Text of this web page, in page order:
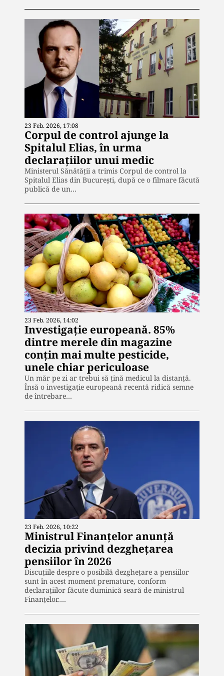
23 Feb. 2026, 17:08
Corpul de control ajunge la
Spitalul Elias, în urma
declarațiilor unui medic
Ministerul Sănătății a trimis Corpul de control la
Spitalul Elias din București, după ce o filmare făcută
publică de un…
23 Feb. 2026, 14:02
Investigație europeană. 85%
dintre merele din magazine
conțin mai multe pesticide,
unele chiar periculoase
Un măr pe zi ar trebui să țină medicul la distanță.
Însă o investigație europeană recentă ridică semne
de întrebare…
23 Feb. 2026, 10:22
Ministrul Finanțelor anunță
decizia privind dezghețarea
pensiilor în 2026
Discuțiile despre o posibilă dezghețare a pensiilor
sunt în acest moment premature, conform
declarațiilor făcute duminică seară de ministrul
Finanțelor.…